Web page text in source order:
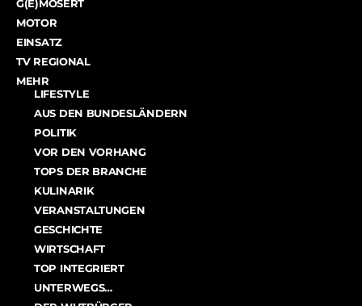
G(E)MOSERT
MOTOR
EINSATZ
TV REGIONAL
MEHR
LIFESTYLE
AUS DEN BUNDESLÄNDERN
POLITIK
VOR DEN VORHANG
TOPS DER BRANCHE
KULINARIK
VERANSTALTUNGEN
GESCHICHTE
WIRTSCHAFT
TOP INTEGRIERT
UNTERWEGS…